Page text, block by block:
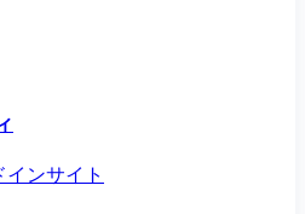
ンサイト